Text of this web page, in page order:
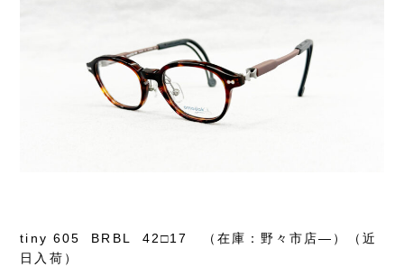
tiny 605 BRBL 42□17 （在庫：野々市店―）（近
日入荷）